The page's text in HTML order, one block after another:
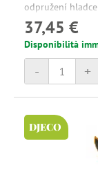
odpružení
nelze z autíčka
37,45 €
Disponibilità
+
-
DJECO